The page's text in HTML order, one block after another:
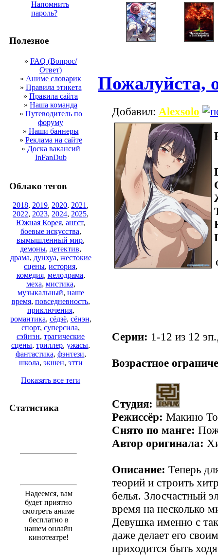
Напомнить
пароль?
Полезное
» FAQ (Вопрос/
Ответ)
» Аниме словарик
» Правила этикета
» Правила сайта
» Наша команда
» Путеводитель по
форуму
» Наши баннеры
» Реклама на сайте
» Доска вакансий
InFanDub
Облако тегов
2018, 2019, 2020, 2021 ,
2022, 2023, 2024, 2025,
Южная Корея, ангст,
боевые искусства,
вымышленный мир,
демоны, детектив,
драма, дунхуа, жестокие
сцены, история,
комедия, мелодрама,
меха, мистика,
музыкальный, наше
время, повседневность,
приключения,
романтика, сёдзё, сёнэн,
спорт, суперсила,
сэйнэн, трагические
сцены, триллер, ужасы,
фантастика, фэнтези,
школа, экшен, этти
Показать все теги
Статистика
Надеемся, вам
будет приятно
смотреть аниме
бесплатно в
нашем онлайн
кинотеатре!
Пожалуйста,
Добавил: Alexsolo
Серии: 1-12 из 12
Возрастное
Студия:
Режиссёр: Макино
Снято по манге:
Автор оригинала:
Описание: Теперь
теорий и строить
белья. Злосчастный
время на несколько
Девушка именно с
даже делает его
приходится быть